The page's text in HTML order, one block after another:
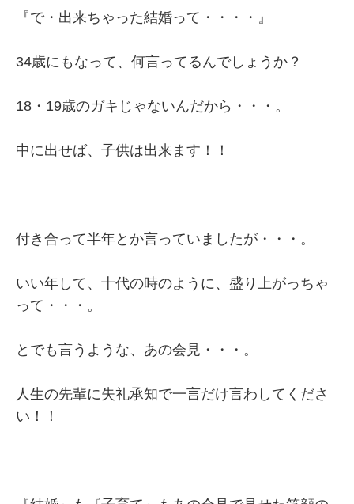
『で・出来ちゃった結婚って・・・・』
34歳にもなって、何言ってるんでしょうか？
18・19歳のガキじゃないんだから・・・。
中に出せば、子供は出来ます！！
付き合って半年とか言っていましたが・・・。
いい年して、十代の時のように、盛り上がっちゃ
って・・・。
とでも言うような、あの会見・・・。
人生の先輩に失礼承知で一言だけ言わしてくださ
い！！